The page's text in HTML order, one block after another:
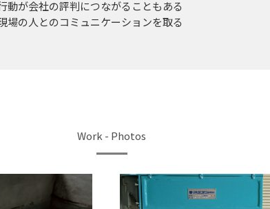
動が会社の評判につながることもある
場の人とのコミュニケーションを取る
Work - Photos